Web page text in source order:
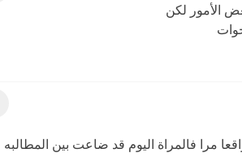
الأمور لكن
مرا فالمراة اليوم قد ضاعت بين المطالبه